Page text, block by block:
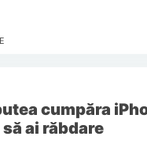
cumpăra
ai răbdare